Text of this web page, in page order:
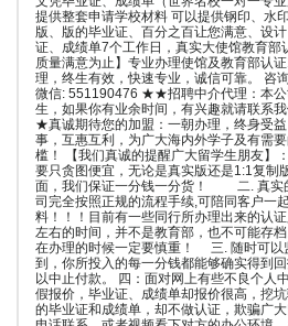
提供整套申请学校材料 可以提供钢印、水
版、版的毕业证、百分之百让您满意、设
证、成绩单7个工作日，真实大使馆教育部
质量满意为止】专业办理使馆及教育部认
理，终生有效，快速专业，诚信可靠。 咨
微信: 551190476 ★★招聘中介代理：本公
生，如果你有业余时间，有兴趣就请联系
★真诚期待您的加盟：一朝办理，终身受
事，互惠互利，为广大海内外学子及有需
槛！ 【我们真诚的提醒广大留学生朋友
要只贪图便宜，无论是真实版还是1:1复制
面，我们保证一分钱一分货！ 二. 真实
司完全按照正规的流程手续,可陪同客户一
料！！！目前有一些同行所办理出来的认
左右的时间，并不是教育部，也不可能存
在办理的时候一定要慎重！ 三. 随时可以
到，你所投入的每一分钱都能够确实得到
以中止付款。 四：面对网上有些不良个人
假报价，毕业证、成绩单却报价很高，挖
的毕业证和成绩单，却不做认证，欺骗广